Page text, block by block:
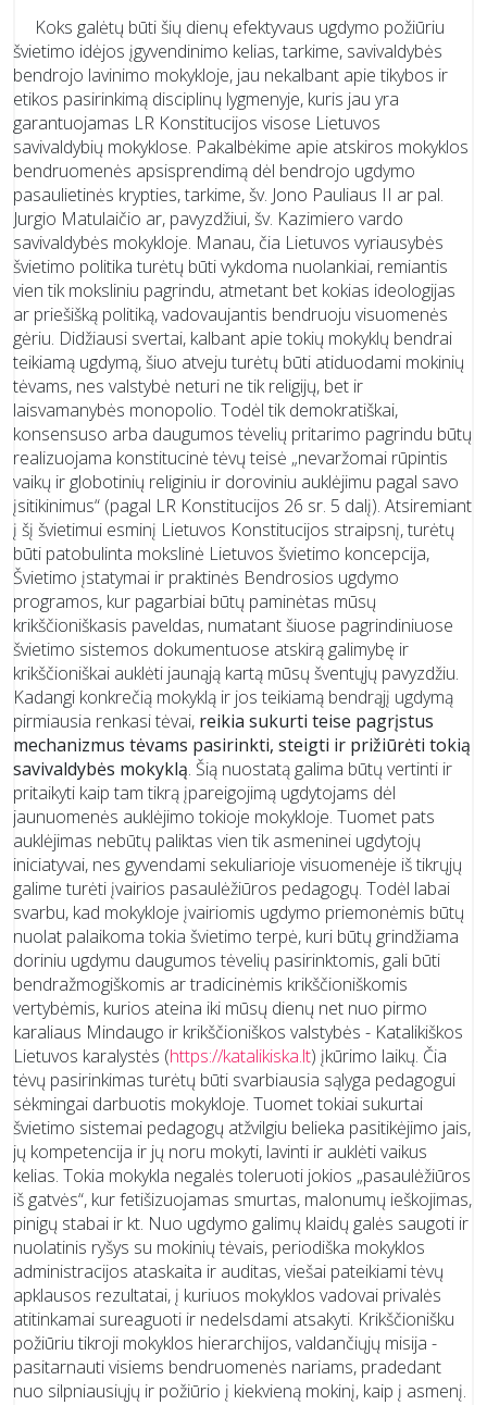
Koks galėtų būti šių dienų efektyvaus ugdymo požiūriu
švietimo idėjos įgyvendinimo kelias, tarkime, savivaldybės
bendrojo lavinimo mokykloje, jau nekalbant apie tikybos ir
etikos pasirinkimą disciplinų lygmenyje, kuris jau yra
garantuojamas LR Konstitucijos visose Lietuvos
savivaldybių mokyklose. Pakalbėkime apie atskiros mokyklos
bendruomenės apsisprendimą dėl bendrojo ugdymo
pasaulietinės krypties, tarkime, šv. Jono Pauliaus II ar pal.
Jurgio Matulaičio ar, pavyzdžiui, šv. Kazimiero vardo
savivaldybės mokykloje. Manau, čia Lietuvos vyriausybės
švietimo politika turėtų būti vykdoma nuolankiai, remiantis
vien tik moksliniu pagrindu, atmetant bet kokias ideologijas
ar priešišką politiką, vadovaujantis bendruoju visuomenės
gėriu. Didžiausi svertai, kalbant apie tokių mokyklų bendrai
teikiamą ugdymą, šiuo atveju turėtų būti atiduodami mokinių
tėvams, nes valstybė neturi ne tik religijų, bet ir
laisvamanybės monopolio. Todėl tik demokratiškai,
konsensuso arba daugumos tėvelių pritarimo pagrindu būtų
realizuojama konstitucinė tėvų teisė „nevaržomai rūpintis
vaikų ir globotinių religiniu ir doroviniu auklėjimu pagal savo
įsitikinimus“ (pagal LR Konstitucijos 26 sr. 5 dalį). Atsiremiant
į šį švietimui esminį Lietuvos Konstitucijos straipsnį, turėtų
būti patobulinta mokslinė Lietuvos švietimo koncepcija,
Švietimo įstatymai ir praktinės Bendrosios ugdymo
programos, kur pagarbiai būtų paminėtas mūsų
krikščioniškasis paveldas, numatant šiuose pagrindiniuose
švietimo sistemos dokumentuose atskirą galimybę ir
krikščioniškai auklėti jaunąją kartą mūsų šventųjų pavyzdžiu.
Kadangi konkrečią mokyklą ir jos teikiamą bendrąjį ugdymą
pirmiausia renkasi tėvai, reikia sukurti teise pagrįstus
mechanizmus tėvams pasirinkti, steigti ir prižiūrėti tokią
savivaldybės mokyklą. Šią nuostatą galima būtų vertinti ir
pritaikyti kaip tam tikrą įpareigojimą ugdytojams dėl
jaunuomenės auklėjimo tokioje mokykloje. Tuomet pats
auklėjimas nebūtų paliktas vien tik asmeninei ugdytojų
iniciatyvai, nes gyvendami sekuliarioje visuomenėje iš tikrųjų
galime turėti įvairios pasaulėžiūros pedagogų. Todėl labai
svarbu, kad mokykloje įvairiomis ugdymo priemonėmis būtų
nuolat palaikoma tokia švietimo terpė, kuri būtų grindžiama
doriniu ugdymu daugumos tėvelių pasirinktomis, gali būti
bendražmogiškomis ar tradicinėmis krikščioniškomis
vertybėmis, kurios ateina iki mūsų dienų net nuo pirmo
karaliaus Mindaugo ir krikščioniškos valstybės - Katalikiškos
Lietuvos karalystės (https://katalikiska.lt) įkūrimo laikų. Čia
tėvų pasirinkimas turėtų būti svarbiausia sąlyga pedagogui
sėkmingai darbuotis mokykloje. Tuomet tokiai sukurtai
švietimo sistemai pedagogų atžvilgiu belieka pasitikėjimo jais,
jų kompetencija ir jų noru mokyti, lavinti ir auklėti vaikus
kelias. Tokia mokykla negalės toleruoti jokios „pasaulėžiūros
iš gatvės“, kur fetišizuojamas smurtas, malonumų ieškojimas,
pinigų stabai ir kt. Nuo ugdymo galimų klaidų galės saugoti ir
nuolatinis ryšys su mokinių tėvais, periodiška mokyklos
administracijos ataskaita ir auditas, viešai pateikiami tėvų
apklausos rezultatai, į kuriuos mokyklos vadovai privalės
atitinkamai sureaguoti ir nedelsdami atsakyti. Krikščionišku
požiūriu tikroji mokyklos hierarchijos, valdančiųjų misija -
pasitarnauti visiems bendruomenės nariams, pradedant
nuo silpniausiųjų ir požiūrio į kiekvieną mokinį, kaip į asmenį.